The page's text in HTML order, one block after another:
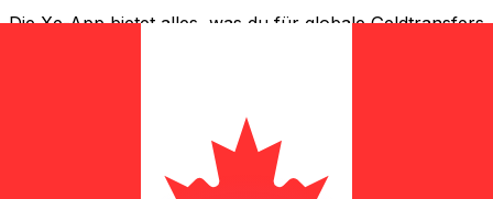
Die Xe-App bietet alles, was du für globale Geldtransfers